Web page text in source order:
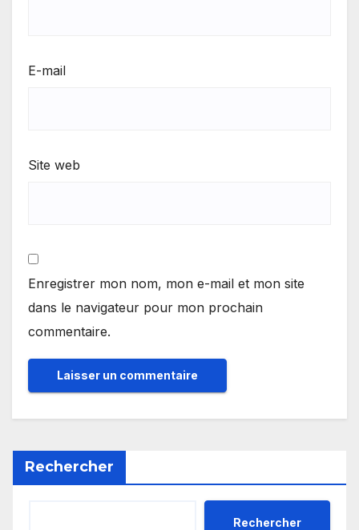
E-mail
Site web
Enregistrer mon nom, mon e-mail et mon site
dans le navigateur pour mon prochain
commentaire.
Rechercher
Rechercher